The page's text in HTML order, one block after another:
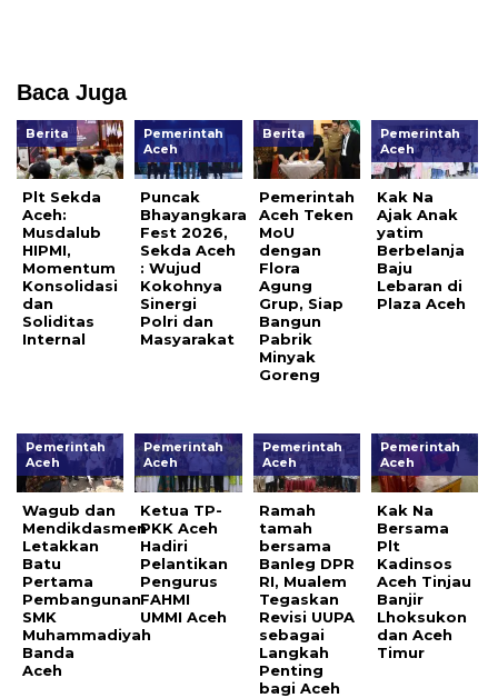
Baca Juga
Berita
Plt Sekda
Aceh:
Musdalub
HIPMI,
Momentum
Konsolidasi
dan
Soliditas
Internal
Pemerintah
Aceh
Puncak
Bhayangkara
Fest 2026,
Sekda Aceh
: Wujud
Kokohnya
Sinergi
Polri dan
Masyarakat
Berita
Pemerintah
Aceh Teken
MoU
dengan
Flora
Agung
Grup, Siap
Bangun
Pabrik
Minyak
Goreng
Pemerintah
Aceh
Kak Na
Ajak Anak
yatim
Berbelanja
Baju
Lebaran di
Plaza Aceh
Pemerintah
Aceh
Wagub dan
Mendikdasmen
Letakkan
Batu
Pertama
Pembangunan
SMK
Muhammadiyah
Banda
Aceh
Pemerintah
Aceh
Ketua TP-
PKK Aceh
Hadiri
Pelantikan
Pengurus
FAHMI
UMMI Aceh
Pemerintah
Aceh
Ramah
tamah
bersama
Banleg DPR
RI, Mualem
Tegaskan
Revisi UUPA
sebagai
Langkah
Penting
bagi Aceh
Pemerintah
Aceh
Kak Na
Bersama
Plt
Kadinsos
Aceh Tinjau
Banjir
Lhoksukon
dan Aceh
Timur